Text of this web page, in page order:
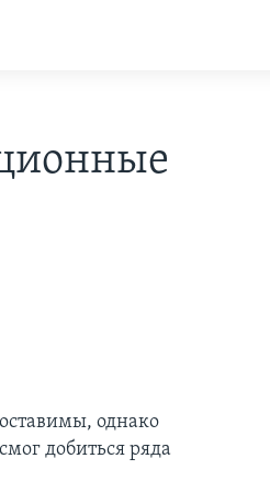
однако
добиться ряда